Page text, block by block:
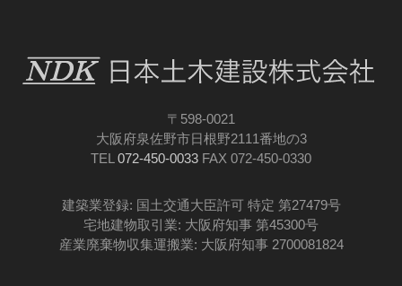
〒598-0021
大阪府泉佐野市日根野2111番地の3
TEL 072-450-0033 FAX 072-450-0330
建築業登録: 国土交通大臣許可 特定 第27479号
宅地建物取引業: 大阪府知事 第45300号
産業廃棄物収集運搬業: 大阪府知事 2700081824